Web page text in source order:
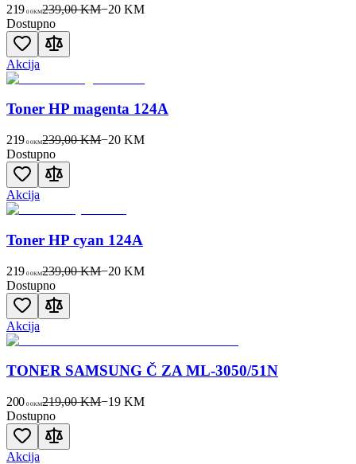
219 00KM239,00 KM−20 KM
Dostupno
Akcija
Toner HP magenta 124A
219 00KM239,00 KM−20 KM
Dostupno
Akcija
Toner HP cyan 124A
219 00KM239,00 KM−20 KM
Dostupno
Akcija
TONER SAMSUNG Č ZA ML-3050/51N
200 00KM219,00 KM−19 KM
Dostupno
Akcija